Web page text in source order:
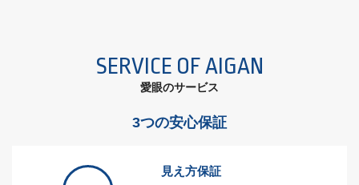
SERVICE OF AIGAN
愛眼のサービス
3つの安心保証
見え方保証